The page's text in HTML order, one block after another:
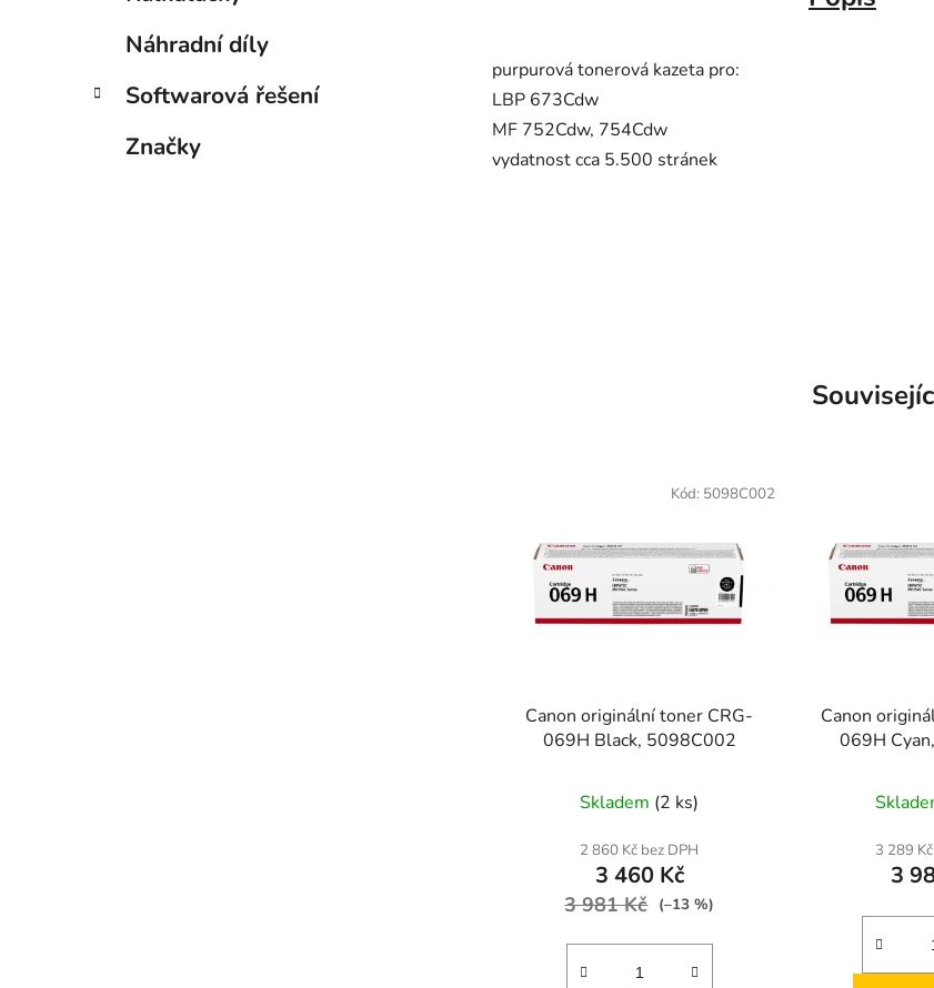
Náhradní díly
Softwarová řešení
Značky
purpurová tonerová kazeta pro:
LBP 673Cdw
MF 752Cdw, 754Cdw
vydatnost cca 5.500 stránek
Canon originální toner CRG-
069H Black, 5098C002
Skladem (2 ks)
2 860 Kč bez DPH
3 460 Kč
3 981 Kč (–13 %)
Kód: 5098C002
Canon
069H
3 289
3